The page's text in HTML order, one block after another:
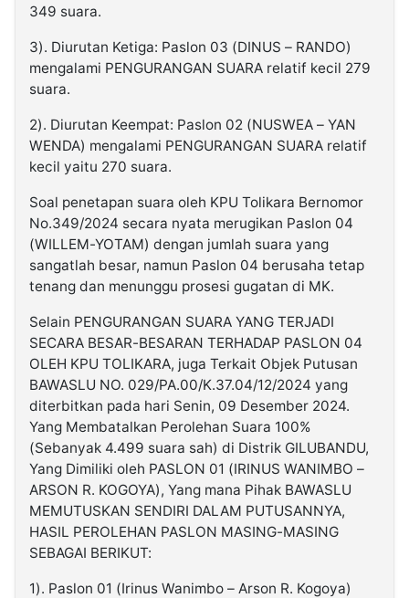
349 suara.
3). Diurutan Ketiga: Paslon 03 (DINUS – RANDO)
mengalami PENGURANGAN SUARA relatif kecil 279
suara.
2). Diurutan Keempat: Paslon 02 (NUSWEA – YAN
WENDA) mengalami PENGURANGAN SUARA relatif
kecil yaitu 270 suara.
Soal penetapan suara oleh KPU Tolikara Bernomor
No.349/2024 secara nyata merugikan Paslon 04
(WILLEM-YOTAM) dengan jumlah suara yang
sangatlah besar, namun Paslon 04 berusaha tetap
tenang dan menunggu prosesi gugatan di MK.
Selain PENGURANGAN SUARA YANG TERJADI
SECARA BESAR-BESARAN TERHADAP PASLON 04
OLEH KPU TOLIKARA, juga Terkait Objek Putusan
BAWASLU NO. 029/PA.00/K.37.04/12/2024 yang
diterbitkan pada hari Senin, 09 Desember 2024.
Yang Membatalkan Perolehan Suara 100%
(Sebanyak 4.499 suara sah) di Distrik GILUBANDU,
Yang Dimiliki oleh PASLON 01 (IRINUS WANIMBO –
ARSON R. KOGOYA), Yang mana Pihak BAWASLU
MEMUTUSKAN SENDIRI DALAM PUTUSANNYA,
HASIL PEROLEHAN PASLON MASING-MASING
SEBAGAI BERIKUT:
1). Paslon 01 (Irinus Wanimbo – Arson R. Kogoya)